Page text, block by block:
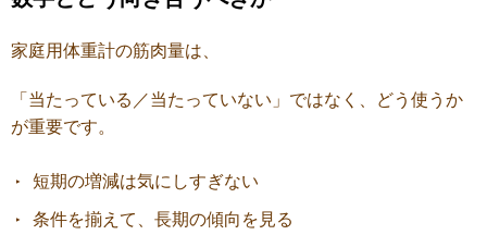
家庭用体重計の筋肉量は、
「当たっている／当たっていない」ではなく、どう使うか
が重要です。
短期の増減は気にしすぎない
条件を揃えて、長期の傾向を見る